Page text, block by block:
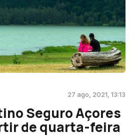
27 ago, 2021, 13:13
Seguro Açores
de quarta-feira